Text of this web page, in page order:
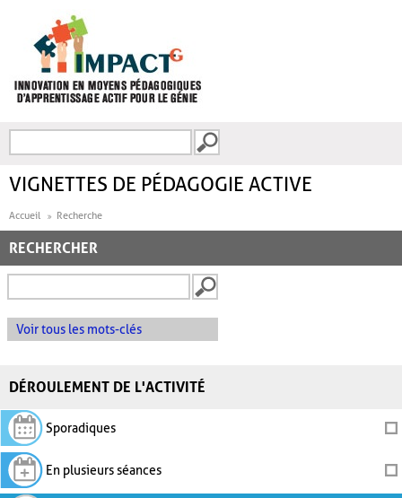
FORMULAIRE DE
VIGNETTES DE PÉDAGOGIE ACTIVE
Accueil Recherche
RECHERCHER
Voir tous les mots-clés
DÉROULEMENT DE L'ACTIVITÉ
Sporadiques
En plusieurs séances